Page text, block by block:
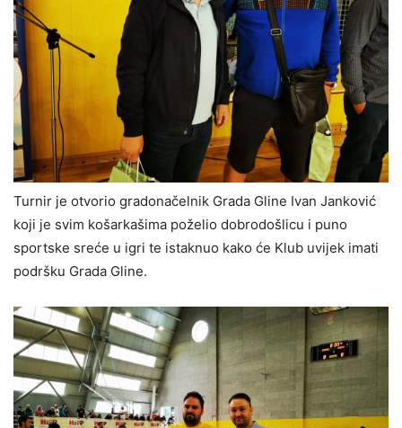
Turnir je otvorio gradonačelnik Grada Gline Ivan Janković
koji je svim košarkašima poželio dobrodošlicu i puno
sportske sreće u igri te istaknuo kako će Klub uvijek imati
podršku Grada Gline.